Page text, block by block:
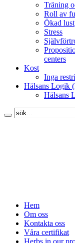
Träning
Roll av
Ökad lust
Stress
centers
Kost
Inga
Hälsans Logik
Hälsans
Hem
Om oss
Kontakta oss
Våra certifikat
Herbs in our